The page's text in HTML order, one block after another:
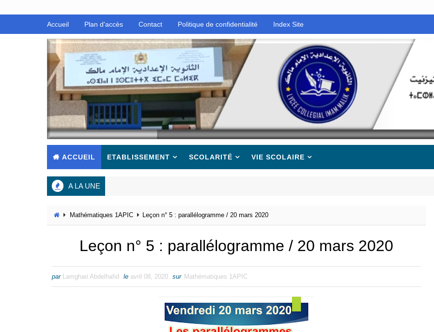
Accueil Plan d'accès Contact Politique de confidentialité Index Site
ACCUEIL ETABLISSEMENT SCOLARITÉ VIE SCOLAIRE
A LA UNE
Mathématiques 1APIC Leçon n° 5 : parallélogramme / 20 mars 2020
Leçon n° 5 : parallélogramme / 20 mars 2020
par Lamghari Abdelhafid le avril 08, 2020 sur Mathématiques 1APIC